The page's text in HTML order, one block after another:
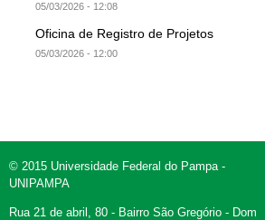
05/03/2026 - 12:08
Oficina de Registro de Projetos
05/03/2026 - 12:00
© 2015 Universidade Federal do Pampa -
UNIPAMPA
Rua 21 de abril, 80 - Bairro São Gregório - Dom